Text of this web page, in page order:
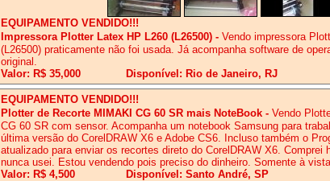
EQUIPAMENTO VENDIDO!!!
Impressora Plotter Latex HP L260 (L26500) - Vendo impressora
(L26500) praticamente não foi usada. Já acompanha software de
original.
Valor: R$ 35,000
Disponível: Rio de Janeiro, RJ
EQUIPAMENTO VENDIDO!!!
Plotter de Recorte MIMAKI CG 60 SR mais NoteBook - Vendo
CG 60 SR com sensor. Acompanha um notebook Samsung para
última versão do CorelDRAW X6 e Adobe CS6. Incluso também o
atualizado para enviar os recortes direto do CorelDRAW X6. Comprei
nunca usei. Estou vendendo pois preciso do dinheiro. Somente à
Valor: R$ 4,500
Disponível: Santo André, SP